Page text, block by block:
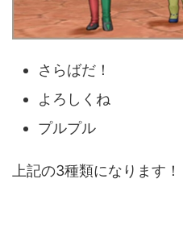
さらばだ！
よろしくね
プルプル
上記の3種類になります！